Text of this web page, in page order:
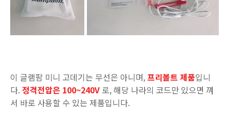
이 글램팜 미니 고데기는 무선은 아니며,프리볼트 제품입니
다.정격전압은 100~240V 로, 해당 나라의 코드만 있으면 껴
서 바로 사용할 수 있는 제품입니다.